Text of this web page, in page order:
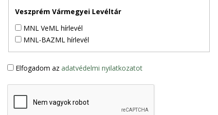
Veszprém Vármegyei Levéltár
MNL VeML hírlevél
MNL-BAZML hírlevél
Elfogadom az adatvédelmi nyilatkozatot